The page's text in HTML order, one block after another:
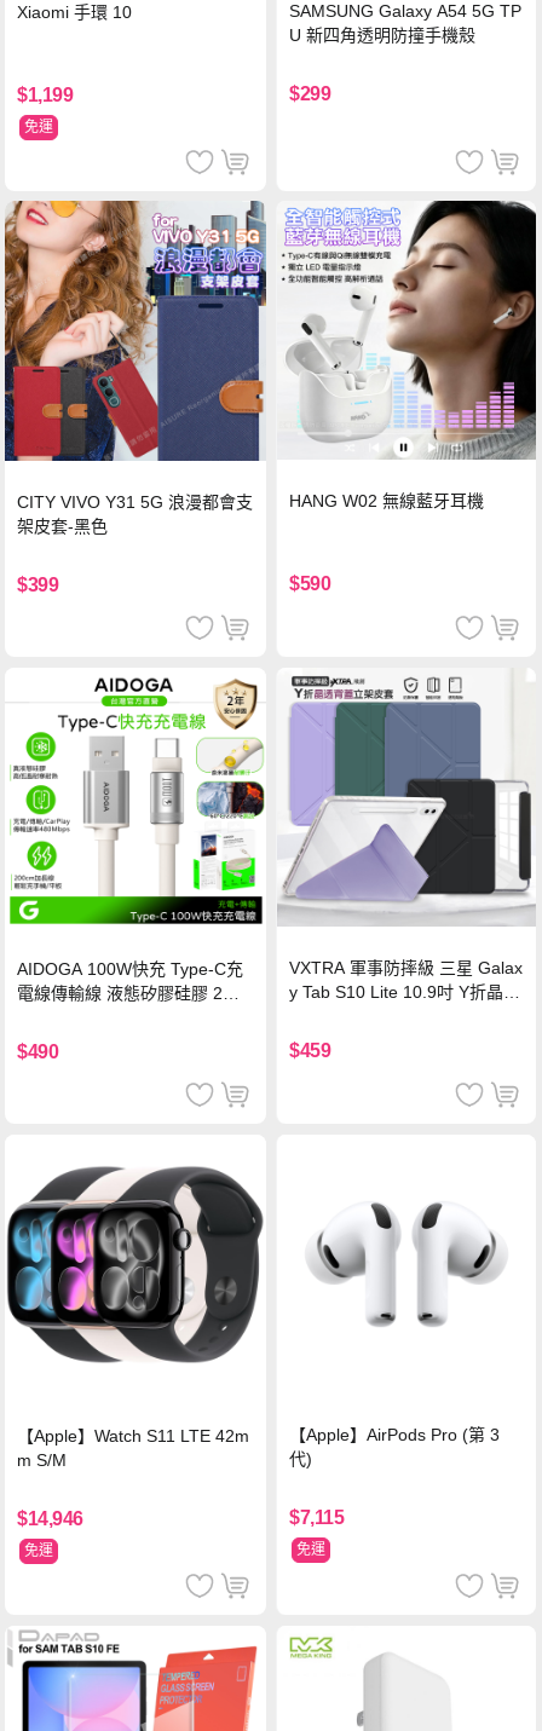
Xiaomi 手環 10
$1,199
免運
SAMSUNG Galaxy A54 5G TP
U 新四角透明防撞手機殼
$299
CITY VIVO Y31 5G 浪漫都會支
架皮套-黑色
$399
HANG W02 無線藍牙耳機
$590
AIDOGA 100W快充 Type-C充
電線傳輸線 液態矽膠硅膠 2M
$490
VXTRA 軍事防摔級 三星 Galax
y Tab S10 Lite 10.9吋 Y折晶透
$459
【Apple】Watch S11 LTE 42m
m S/M
$14,946
免運
【Apple】AirPods Pro (第 3
代)
$7,115
免運